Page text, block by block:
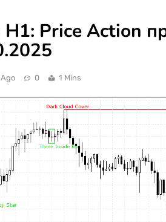
Price Action
0 1 Mins